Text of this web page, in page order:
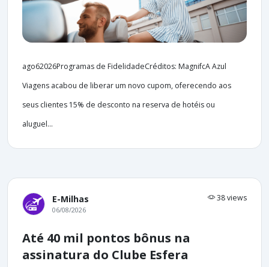
ago62026Programas de FidelidadeCréditos: MagnifcA Azul
Viagens acabou de liberar um novo cupom, oferecendo aos
seus clientes 15% de desconto na reserva de hotéis ou
aluguel...
E-Milhas 38 views
06/08/2026
Até 40 mil pontos bônus na
assinatura do Clube Esfera